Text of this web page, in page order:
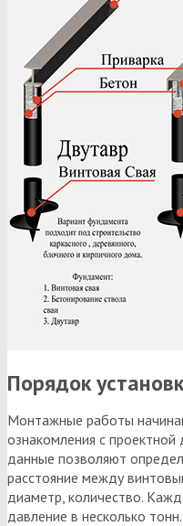
Порядок
Монтажные работы
ознакомления с
данные позволяют
расстояние между
диаметр, количество.
давление в несколько тонн.